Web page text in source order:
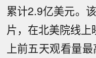
累计2.9亿美元。
片，在北美院线
上前五天观看量